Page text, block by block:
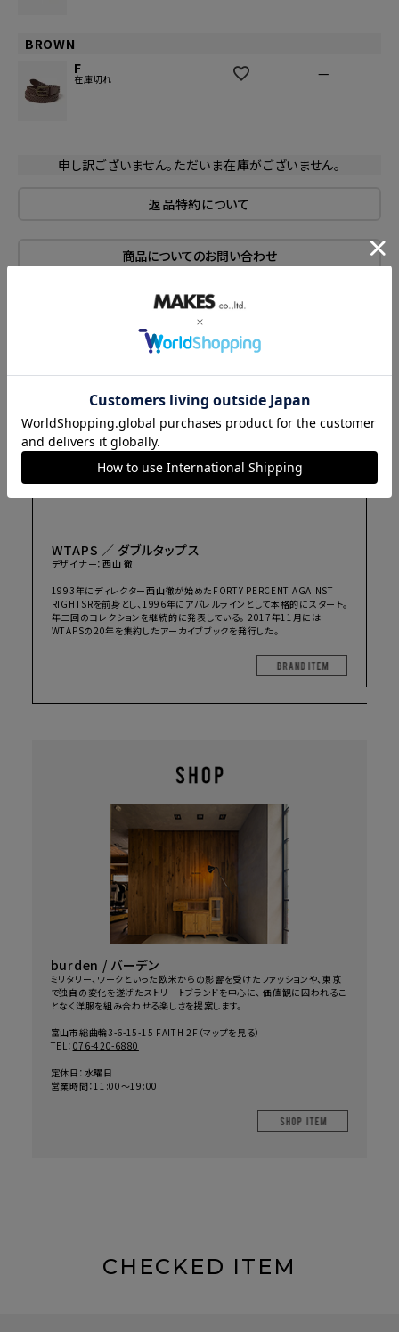
BROWN
F
在庫切れ —
申し訳ございません。ただいま在庫がございません。
返品特約について
商品についてのお問い合わせ
WTAPS ／ ダブルタップス
デザイナー：西山 徹
1993年にディレクター西山徹が始めたFORTY PERCENT AGAINST
RIGHTSRを前身とし、1996年にアパレルラインとして本格的にスタート。
年二回のコレクションを継続的に発表している。 2017年11月には
WTAPSの20年を集約したアーカイブブックを発行した。
burden / バーデン
ミリタリー、ワークといった欧米からの影響を受けたファッションや、東京
で独自の変化を遂げたストリートブランドを中心に、 価値観に囚われるこ
となく洋服を組み合わせる楽しさを提案します。
富山市総曲輪3-6-15-15 FAITH 2F（マップを見る）
TEL： 076-420-6880
定休日：水曜日
営業時間：11:00～19:00
CHECKED ITEM